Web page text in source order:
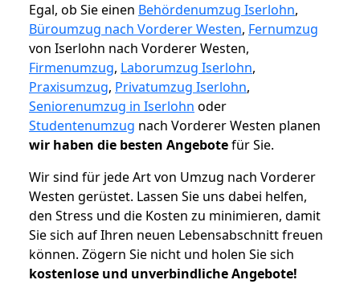
Egal, ob Sie einen Behördenumzug Iserlohn,
Büroumzug nach Vorderer Westen, Fernumzug
von Iserlohn nach Vorderer Westen,
Firmenumzug, Laborumzug Iserlohn,
Praxisumzug, Privatumzug Iserlohn,
Seniorenumzug in Iserlohn oder
Studentenumzug nach Vorderer Westen planen
wir haben die besten Angebotefür Sie.
Wir sind für jede Art von Umzug nach Vorderer
Westen gerüstet. Lassen Sie uns dabei helfen,
den Stress und die Kosten zu minimieren, damit
Sie sich auf Ihren neuen Lebensabschnitt freuen
können. Zögern Sie nicht und holen Sie sich
kostenlose und unverbindliche Angebote!